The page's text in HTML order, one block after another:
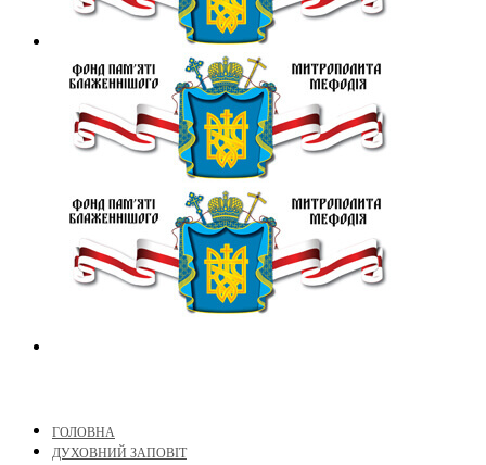
ГОЛОВНА
ДУХОВНИЙ ЗАПОВІТ